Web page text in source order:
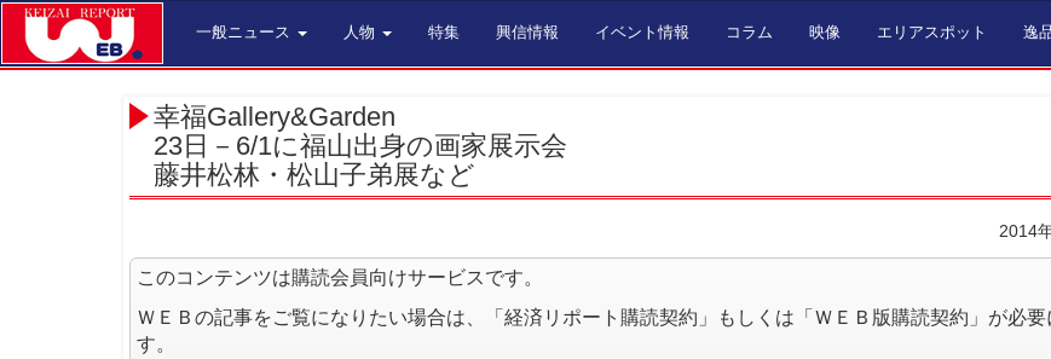
一般ニュース 人物 特集 興信情報 イベント情報 コラム 映像 エリアスポット 逸
幸福Gallery&Garden
23日－6/1に福山出身の画家展示会
藤井松林・松山子弟展など
2014
このコンテンツは購読会員向けサービスです。
ＷＥＢの記事をご覧になりたい場合は、「経済リポート購読契約」もしくは「ＷＥＢ版購読契約」が必要
す。